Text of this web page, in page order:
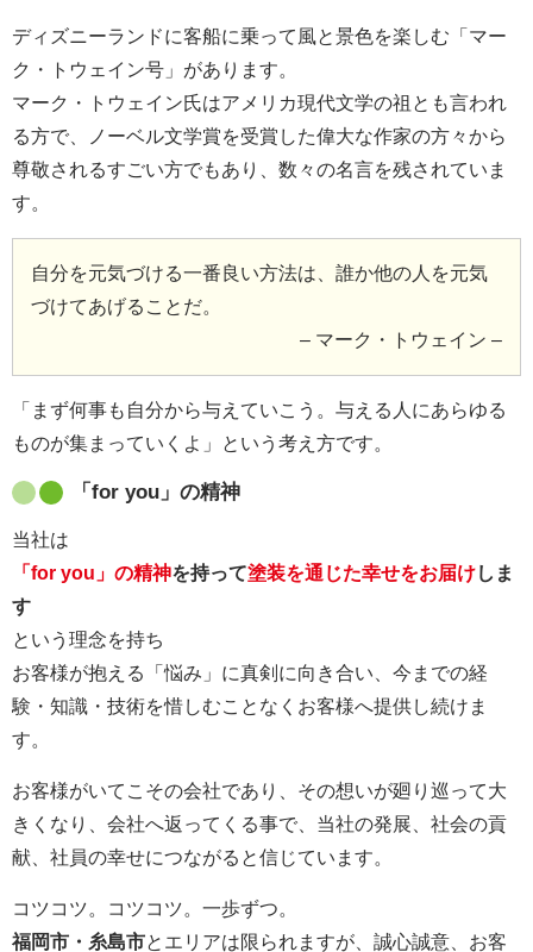
ディズニーランドに客船に乗って風と景色を楽しむ「マー
ク・トウェイン号」があります。
マーク・トウェイン氏はアメリカ現代文学の祖とも言われ
る方で、ノーベル文学賞を受賞した偉大な作家の方々から
尊敬されるすごい方でもあり、数々の名言を残されていま
す。
自分を元気づける一番良い方法は、誰か他の人を元気
づけてあげることだ。
– マーク・トウェイン –
「まず何事も自分から与えていこう。与える人にあらゆる
ものが集まっていくよ」という考え方です。
「for you」の精神
当社は
「for you」の精神を持って塗装を通じた幸せをお届けしま
す
という理念を持ち
お客様が抱える「悩み」に真剣に向き合い、今までの経
験・知識・技術を惜しむことなくお客様へ提供し続けま
す。
お客様がいてこその会社であり、その想いが廻り巡って大
きくなり、会社へ返ってくる事で、当社の発展、社会の貢
献、社員の幸せにつながると信じています。
コツコツ。コツコツ。一歩ずつ。
福岡市・糸島市とエリアは限られますが、誠心誠意、お客